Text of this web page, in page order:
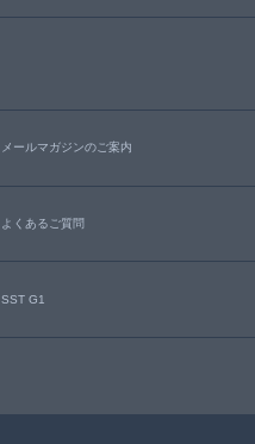
メールマガジンのご案内
よくあるご質問
SST G1